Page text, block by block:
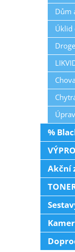
Dům
Úklid
%
Akční